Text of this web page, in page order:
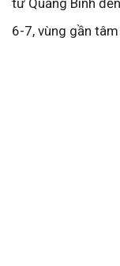
từ Quảng Bình
6-7, vùng gần